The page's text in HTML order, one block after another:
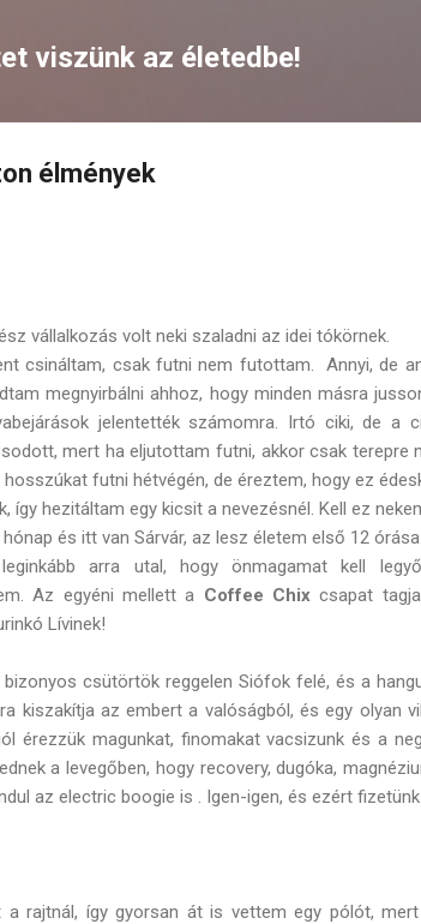
viszünk az életedbe!
élmények
vállalkozás volt neki szaladni az idei tókörnek.
csináltam, csak futni nem futottam. Annyi, de
megnyirbálni ahhoz, hogy minden másra
jelentették számomra. Irtó ciki, de a
mert ha eljutottam futni, akkor csak terepre
futni hétvégén, de éreztem, hogy ez
így hezitáltam egy kicsit a nevezésnél. Kell ez
hónap és itt van Sárvár, az lesz életem első 12
arra utal, hogy önmagamat kell
Az egyéni mellett a Coffee Chixcsapat
Lívinek!
csütörtök reggelen Siófok felé, és a
kiszakítja az embert a valóságból, és egy olyan
érezzük magunkat, finomakat vacsizunk és a
a levegőben, hogy recovery, dugóka,
az electric boogie is . Igen-igen, és ezért
rajtnál, így gyorsan át is vettem egy pólót,